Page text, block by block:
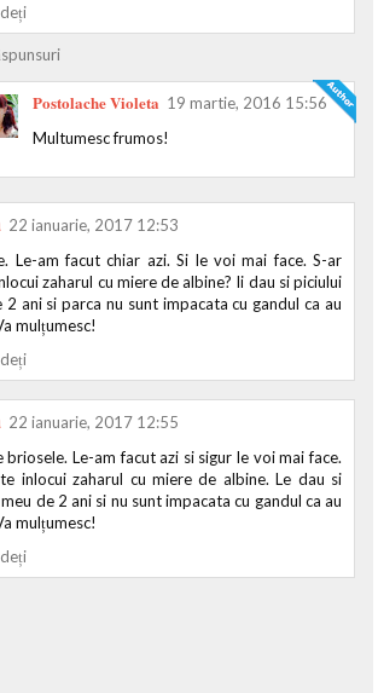
Postolache Violeta 19 martie, 2016 15:56
Multumesc frumos!
22 ianuarie, 2017 12:53
Le-am facut chiar azi. Si le voi mai face. S-ar
zaharul cu miere de albine? Ii dau si piciului
2 ani si parca nu sunt impacata cu gandul ca au
mulțumesc!
22 ianuarie, 2017 12:55
briosele. Le-am facut azi si sigur le voi mai face.
inlocui zaharul cu miere de albine. Le dau si
de 2 ani si nu sunt impacata cu gandul ca au
mulțumesc!